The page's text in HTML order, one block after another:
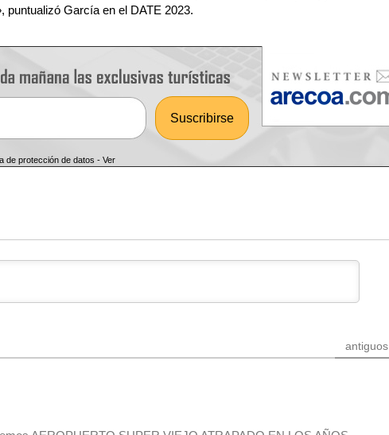
puntualizó García en el DATE 2023.
de protección de datos -Ver
antiguos